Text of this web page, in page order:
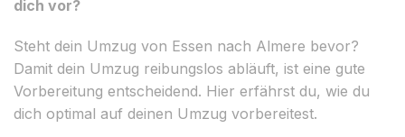
dich vor?
Steht dein Umzug von Essen nach Almere bevor?
Damit dein Umzug reibungslos abläuft, ist eine gute
Vorbereitung entscheidend. Hier erfährst du, wie du
dich optimal auf deinen Umzug vorbereitest.